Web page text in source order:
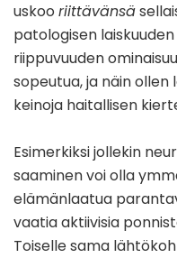
uskoo riittävänsä
patologisen
riippuvuuden
sopeutua, ja näin
keinoja haitallisen
Esimerkiksi jollekin
saaminen voi olla
elämänlaatua
vaatia aktiivisia
Toiselle sama